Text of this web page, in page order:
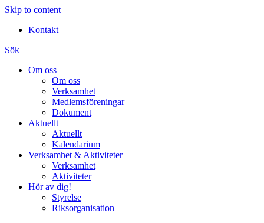
Skip to content
Kontakt
Sök
Om oss
Om oss
Verksamhet
Medlemsföreningar
Dokument
Aktuellt
Aktuellt
Kalendarium
Verksamhet & Aktiviteter
Verksamhet
Aktiviteter
Hör av dig!
Styrelse
Riksorganisation